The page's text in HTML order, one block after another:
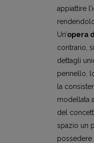
appiattire
Un’opera
contrario,
dettagli
pennello,
la
modellata
del
spazio un
possedere